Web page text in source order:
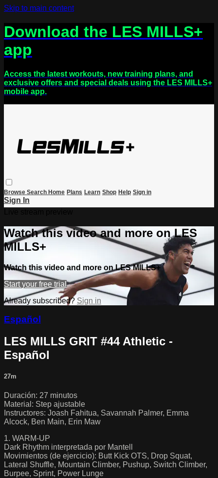
Skip to main content
Download the LES MILLS+
app
Access the latest workouts, new training plans, and
exclusive offers and special deals using the LES MILLS+
mobile app.
Browse Search Home Plans Learn Shop Help Sign in
Sign In
Watch this video and more on LES
MILLS+
Watch this video and more on LES MILLS+
Start your free trial
Already subscribed? Sign in
Español
LES MILLS GRIT #44 Athletic -
Español
27m
Duración: 27 minutos
Material: Step ajustable
Instructores: Joash Fahitua, Savannah Palmer, Emma
Alcock, Ben Main, Erin Maw
1. WARM-UP
Dark Rhythm interpretada por Mantell
Movimientos (de ejercicio): Butt Kick OTS, Drop Squat,
Lateral Shuffle, Mountain Climber, Pushup, Switch Climber,
Burpee, Sprint, Power Lunge